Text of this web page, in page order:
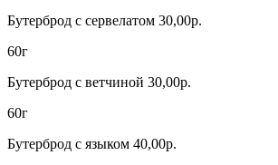
Бутерброд с сервелатом 30,00р.
60г
Бутерброд с ветчиной 30,00р.
60г
Бутерброд с языком 40,00р.